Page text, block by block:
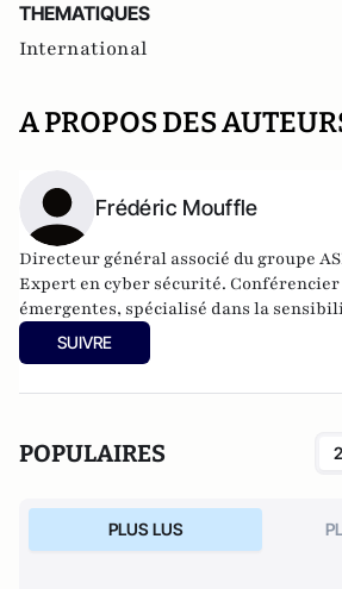
THEMATIQUES
International
A PROPOS DES
Frédéric Mouffle
Directeur général associé du groupe
Expert en cyber sécurité. Conférencier
émergentes, spécialisé dans la
entreprises. Retrouvez le site de
https://www.kermeur.com/
SUIVRE
POPULAIRES
PLUS LUS